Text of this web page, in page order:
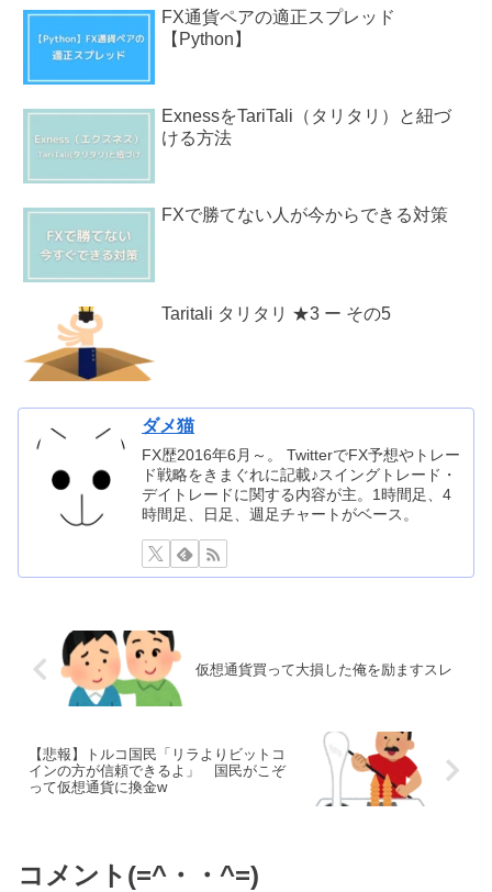
FX通貨ペアの適正スプレッド
【Python】
ExnessをTariTali（タリタリ）と紐づ
ける方法
FXで勝てない人が今からできる対策
Taritali タリタリ ★3 ー その5
ダメ猫
FX歴2016年6月～。 TwitterでFX予想やトレー
ド戦略をきまぐれに記載♪スイングトレード・
デイトレードに関する内容が主。1時間足、4
時間足、日足、週足チャートがベース。
仮想通貨買って大損した俺を励ますスレ
【悲報】トルコ国民「リラよりビットコ
インの方が信頼できるよ」 国民がこぞ
って仮想通貨に換金w
コメント(=^・・^=)